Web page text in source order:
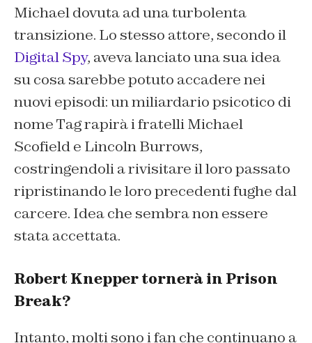
Michael dovuta ad una turbolenta
transizione. Lo stesso attore, secondo il
Digital Spy, aveva lanciato una sua idea
su cosa sarebbe potuto accadere nei
nuovi episodi:un miliardario psicotico di
nome Tag rapirà i fratelli Michael
Scofield e Lincoln Burrows,
costringendoli a rivisitare il loro passato
ripristinando le loro precedenti fughe dal
carcere. Idea che sembra non essere
stata accettata.
Robert Knepper tornerà in Prison
Break?
Intanto, molti sono i fan che continuano a